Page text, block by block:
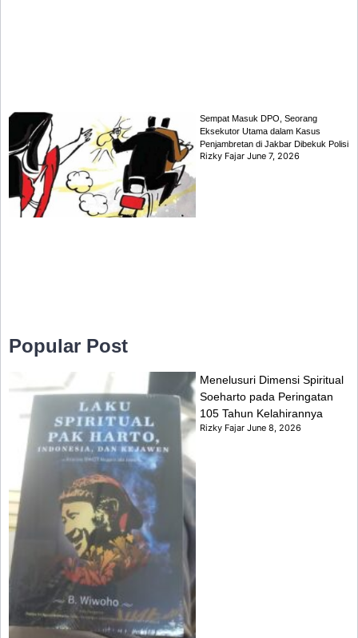
Sempat Masuk DPO, Seorang
Eksekutor Utama dalam Kasus
Penjambretan di Jakbar Dibekuk Polisi
Rizky FajarJune 7, 2026
Popular Post
Menelusuri Dimensi Spiritual
Soeharto pada Peringatan
105 Tahun Kelahirannya
Rizky FajarJune 8, 2026